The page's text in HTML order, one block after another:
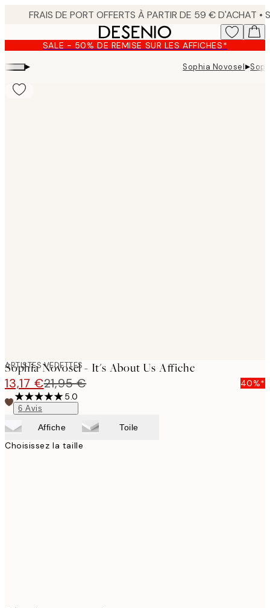
content.SALE - 50% DE REMISE SUR LES AFFICHES*
▸ Sophia Novosel▸
ARTISTES VEDETTES
Sophia Novosel - It's About Us Affiche
13,17 €21,95 €
40%*
5.0
6 Avis
Affiche Toile
Choisissez la taille